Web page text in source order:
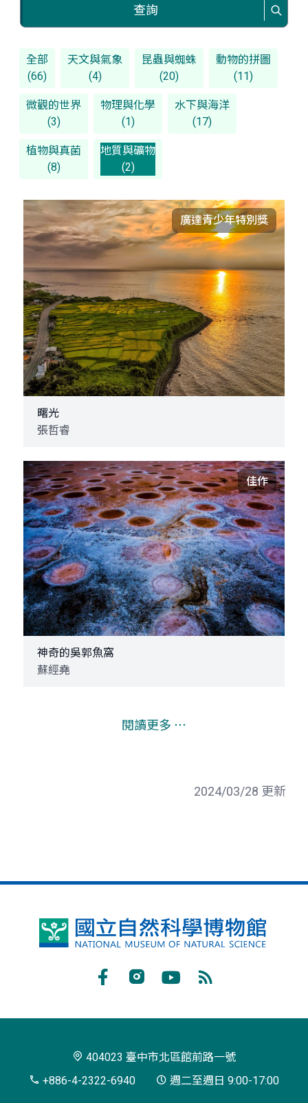
查詢
全部
(66)
天文與氣象
(4)
昆蟲與蜘蛛
(20)
動物的拼圖
(11)
微觀的世界
(3)
物理與化學
(1)
水下與海洋
(17)
植物與真菌
(8)
地質與礦物
(2)
廣達青少年特別獎
曙光
張哲睿
佳作
神奇的吳郭魚窩
蘇經堯
閱讀更多 ⋯
2024/03/28 更新
國
博
閱
404023 臺中市北區館前路一號
+886-4-2322-6940
週二至週日 9:00-17:00